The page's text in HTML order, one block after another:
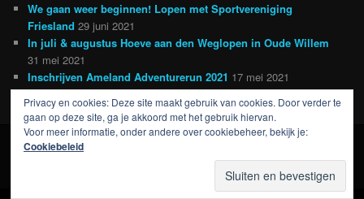
We gaan weer beginnen! Lopen met Sportvereniging
Friesland 29 juni 2021
In juli & augustus Hoeve aan den Weglopen in Oude Willem
31 mei 2021
Inschrijven Ameland Adventurerun 2021 17 mei 2021
Ondersteund door WordPress
Privacy en cookies: Deze site maakt gebruik van cookies. Door verder te
gaan op deze site, ga je akkoord met het gebruik hiervan.
Voor meer informatie, onder andere over cookiebeheer, bekijk je:
Cookiebeleid